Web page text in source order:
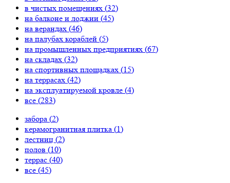
в чистых помещениях (32)
на балконе и лоджии (45)
на верандах (46)
на палубах кораблей (5)
на промышленных предприятиях (67)
на складах (32)
на спортивных площадках (15)
на террасах (42)
на эксплуатируемой кровле (4)
все (283)
забора (2)
керамогранитная плитка (1)
лестниц (2)
полов (10)
террас (40)
все (45)